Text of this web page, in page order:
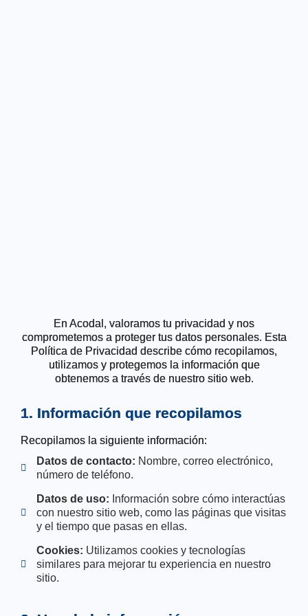
En Acodal, valoramos tu privacidad y nos
comprometemos a proteger tus datos personales. Esta
Política de Privacidad describe cómo recopilamos,
utilizamos y protegemos la información que
obtenemos a través de nuestro sitio web.
1. Información que recopilamos
Recopilamos la siguiente información:
Datos de contacto: Nombre, correo electrónico,
número de teléfono.
Datos de uso: Información sobre cómo interactúas
con nuestro sitio web, como las páginas que visitas
y el tiempo que pasas en ellas.
Cookies: Utilizamos cookies y tecnologías
similares para mejorar tu experiencia en nuestro
sitio.